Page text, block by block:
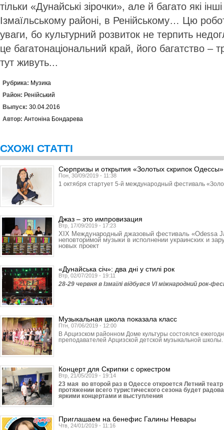
тільки «Дунайські зірочки», але й багато які
Ізмаїльському районі, в Ренійському… Цю
уваги, бо культурний розвиток не терпить
це багатонаціональний край, його багатство –
тут живуть...
Рубрика: Музика
Район: Ренійський
Выпуск: 30.04.2016
Автор: Антоніна Бондарева
СХОЖІ СТАТТІ
Сюрпризы и открытия «Золотых скрипок Одессы»
Пон, 30/09/2019 - 11:38
1 октября стартует 5-й международный фестиваль
Джаз – это импровизация
Втр, 17/09/2019 - 17:23
XIX Международный джазовый фестиваль «Odessa
неповторимой музыки в исполнении украинских и
новых проект
«Дунайська січ»: два дні у стилі рок
Втр, 02/07/2019 - 19:11
28-29 червня в Ізмаїлі відбувся VI міжнародний рок-
Музыкальная школа показала класс
Птн, 07/06/2019 - 12:00
В Арцизском районном Доме культуры состоялся
преподавателей Арцизской детской музыкальной школы.
Концерт для Скрипки с оркестром
Втр, 21/05/2019 - 19:14
23 мая во второй раз в Одессе откроется Летний
протяжении всего туристического сезона будет
яркими концертами и выступления
Приглашаем на бенефис Галины Невары
Чтв, 24/01/2019 - 11:16